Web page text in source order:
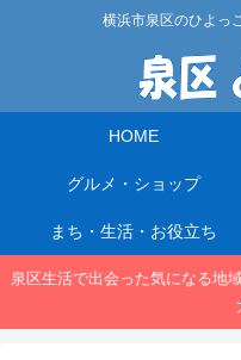
横浜市泉区のひよっ
HOME
グルメ・ショップ
まち・生活・お役立ち
泉区生活で出会った気になる地